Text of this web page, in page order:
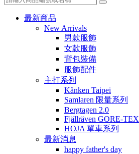
最新商品
New Arrivals
男款服飾
女款服飾
背包裝備
服飾配件
主打系列
Kånken Taipei
Samlaren 限量系列
Bergtagen 2.0
Fjällräven GORE-TEX
HOJA 單車系列
最新消息
happy father's day